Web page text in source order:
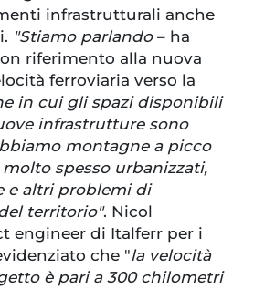
infrastrutturali anche
"Stiamo parlando– ha
riferimento alla nuova
ferroviaria verso la
in cui gli spazi disponibili
infrastrutture sono
montagne a picco
spesso urbanizzati,
e altri problemi di
territorio". Nicol
engineer di Italferr per i
che "la velocità
è pari a 300 chilometri